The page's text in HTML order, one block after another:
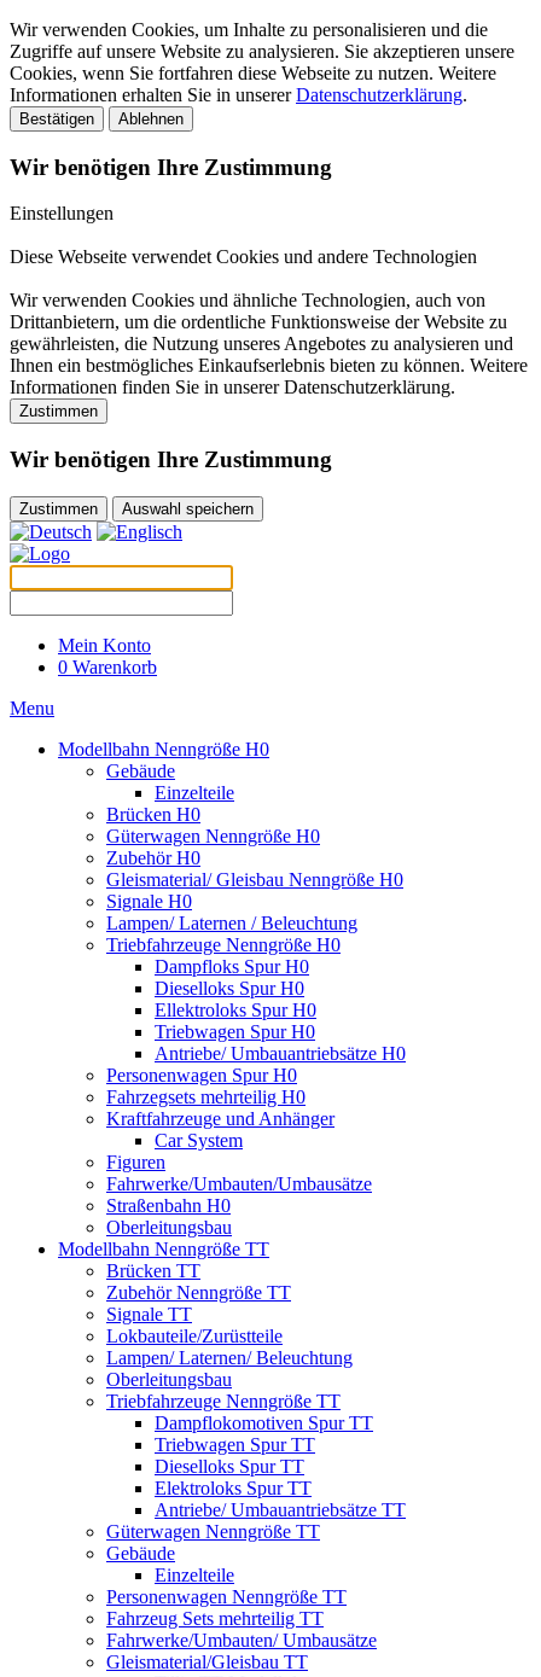
Wir verwenden Cookies, um Inhalte zu personalisieren und die
Zugriffe auf unsere Website zu analysieren. Sie akzeptieren unsere
Cookies, wenn Sie fortfahren diese Webseite zu nutzen. Weitere
Informationen erhalten Sie in unsererDatenschutzerklärung.
Bestätigen Ablehnen
Wir benötigen Ihre Zustimmung
Einstellungen
Diese Webseite verwendet Cookies und andere Technologien
Wir verwenden Cookies und ähnliche Technologien, auch von
Drittanbietern, um die ordentliche Funktionsweise der Website zu
gewährleisten, die Nutzung unseres Angebotes zu analysieren und
Ihnen ein bestmögliches Einkaufserlebnis bieten zu können. Weitere
Informationen finden Sie in unserer Datenschutzerklärung.
Zustimmen
Wir benötigen Ihre Zustimmung
Zustimmen Auswahl speichern
Mein Konto
0 Warenkorb
Menu
Modellbahn Nenngröße H0
Gebäude
Einzelteile
Brücken H0
Güterwagen Nenngröße H0
Zubehör H0
Gleismaterial/ Gleisbau Nenngröße H0
Signale H0
Lampen/ Laternen / Beleuchtung
Triebfahrzeuge Nenngröße H0
Dampfloks Spur H0
Dieselloks Spur H0
Ellektroloks Spur H0
Triebwagen Spur H0
Antriebe/ Umbauantriebsätze H0
Personenwagen Spur H0
Fahrzegsets mehrteilig H0
Kraftfahrzeuge und Anhänger
Car System
Figuren
Fahrwerke/Umbauten/Umbausätze
Straßenbahn H0
Oberleitungsbau
Modellbahn Nenngröße TT
Brücken TT
Zubehör Nenngröße TT
Signale TT
Lokbauteile/Zurüstteile
Lampen/ Laternen/ Beleuchtung
Oberleitungsbau
Triebfahrzeuge Nenngröße TT
Dampflokomotiven Spur TT
Triebwagen Spur TT
Dieselloks Spur TT
Elektroloks Spur TT
Antriebe/ Umbauantriebsätze TT
Güterwagen Nenngröße TT
Gebäude
Einzelteile
Personenwagen Nenngröße TT
Fahrzeug Sets mehrteilig TT
Fahrwerke/Umbauten/ Umbausätze
Gleismaterial/Gleisbau TT